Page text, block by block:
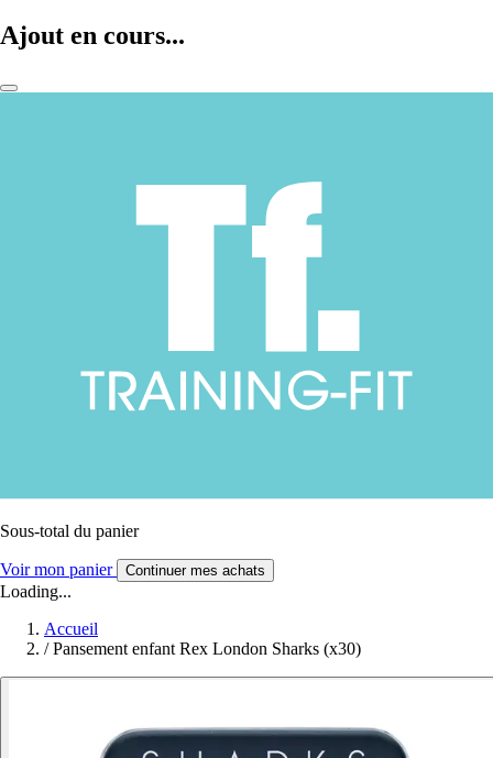
Ajout en cours...
Sous-total du panier
Voir mon panier Continuer mes achats
Loading...
Accueil
/ Pansement enfant Rex London Sharks (x30)